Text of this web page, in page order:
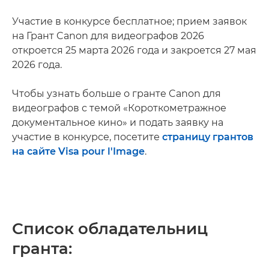
Участие в конкурсе бесплатное; прием заявок
на Грант Canon для видеографов 2026
откроется 25 марта 2026 года и закроется 27 мая
2026 года.
Чтобы узнать больше о гранте Canon для
видеографов с темой «Короткометражное
документальное кино» и подать заявку на
участие в конкурсе, посетите страницу грантов
на сайте Visa pour l'Image.
Список обладательниц
гранта: